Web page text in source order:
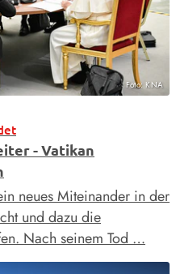
Foto: KNA
- Vatikan
neues Miteinander in der
und dazu die
Nach seinem Tod …